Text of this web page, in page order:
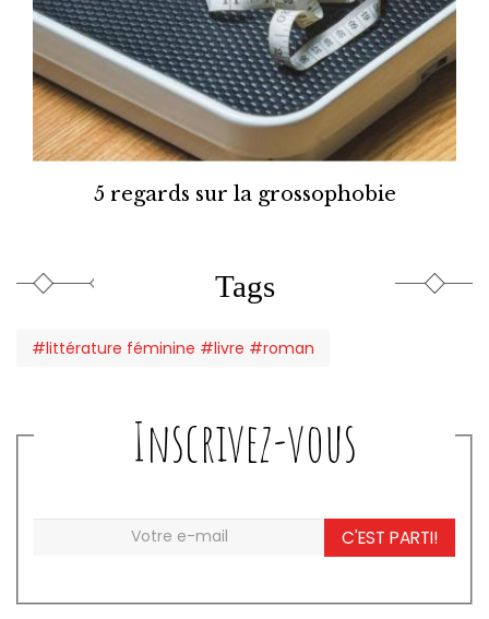
5 regards sur la grossophobie
Tags
#littérature féminine #livre #roman
Inscrivez-vous
C'EST PARTI!